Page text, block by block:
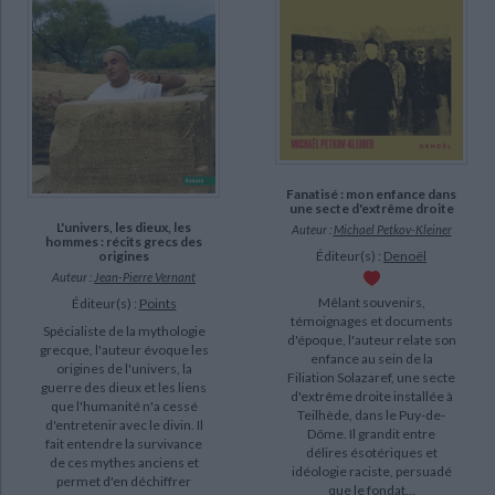
Lenoir, Frédéric (17)
Veuillot, Louis (17)
Andrieu, Gilbert (16)
IAD (5524)
livre (3235)
poche (361)
revue (191)
document-audio (23)
coffret (13)
logiciel-educatif (1)
SÉRIE
L'univers, les dieux, les
hommes : récits grecs des
origines
Auteur : Jean-Pierre Vernant
Éditeur(s) : Points
Spécialiste de la mythologie
grecque, l'auteur évoque les
origines de l'univers, la
guerre des dieux et les liens
que l'humanité n'a cessé
d'entretenir avec le divin. Il
fait entendre la survivance
de ces mythes anciens et
permet d'en déchiffrer
Fanatisé : mon enfance dans
une secte d'extrême droite
Auteur : Michael Petkov-Kleiner
Éditeur(s) : Denoël
Mêlant souvenirs,
témoignages et documents
d'époque, l'auteur relate son
enfance au sein de la
Filiation Solazaref, une secte
d'extrême droite installée à
Teilhède, dans le Puy-de-
Dôme. Il grandit entre
délires ésotériques et
idéologie raciste, persuadé
que le fondat...